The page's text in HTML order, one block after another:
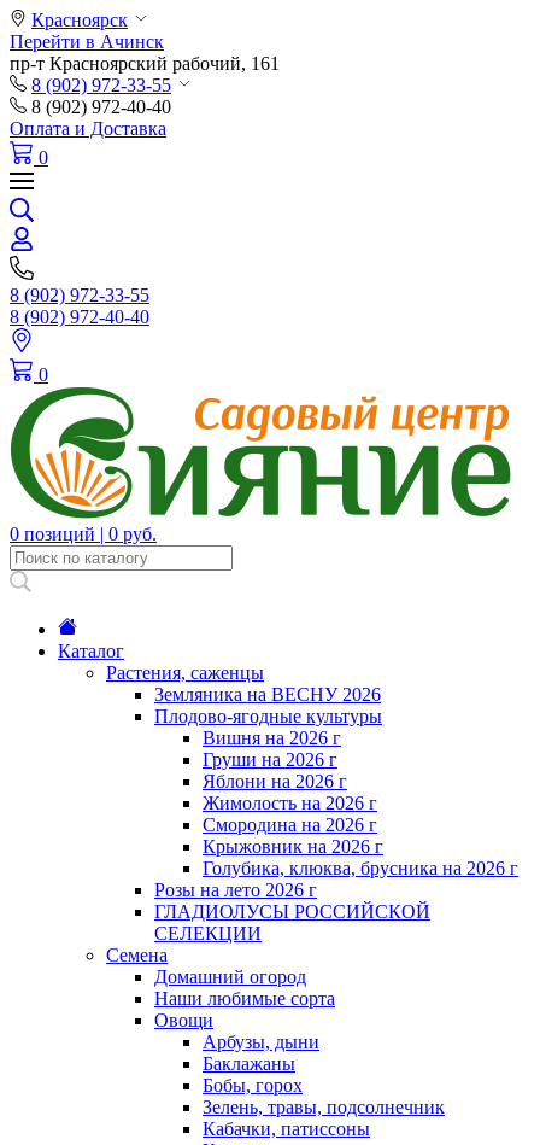
Красноярск
Перейти в Ачинск
пр-т Красноярский рабочий, 161
8 (902) 972-33-55
8 (902) 972-40-40
Оплата и Доставка
0
8 (902) 972-33-55
8 (902) 972-40-40
0
0 позиций | 0 руб.
Каталог
Растения, саженцы
Земляника на ВЕСНУ 2026
Плодово-ягодные культуры
Вишня на 2026 г
Груши на 2026 г
Яблони на 2026 г
Жимолость на 2026 г
Смородина на 2026 г
Крыжовник на 2026 г
Голубика, клюква, брусника на 2026 г
Розы на лето 2026 г
ГЛАДИОЛУСЫ РОССИЙСКОЙ
СЕЛЕКЦИИ
Семена
Домашний огород
Наши любимые сорта
Овощи
Арбузы, дыни
Баклажаны
Бобы, горох
Зелень, травы, подсолнечник
Кабачки, патиссоны